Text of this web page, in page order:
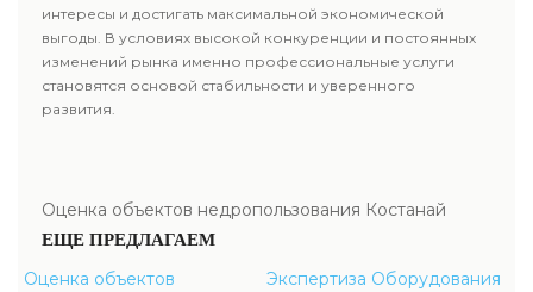
интересы и достигать максимальной экономической
выгоды. В условиях высокой конкуренции и постоянных
изменений рынка именно профессиональные услуги
становятся основой стабильности и уверенного
развития.
Оценка объектов недропользования Костанай
ЕЩЕ ПРЕДЛАГАЕМ
Оценка объектов
Экспертиза Оборудования